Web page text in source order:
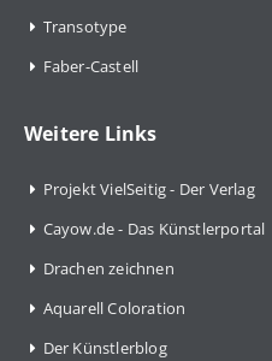
Transotype
Faber-Castell
Weitere Links
Projekt VielSeitig - Der Verlag
Cayow.de - Das Künstlerportal
Drachen zeichnen
Aquarell Coloration
Der Künstlerblog